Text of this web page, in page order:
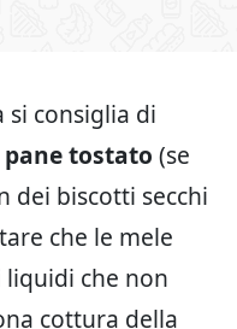
si consiglia di
pane tostato (se
dei biscotti secchi
che le mele
che non
cottura della